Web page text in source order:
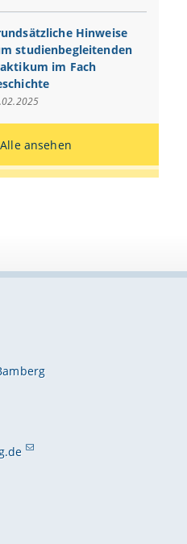
Hinweise
studienbegleitenden
im Fach
Alle ansehen